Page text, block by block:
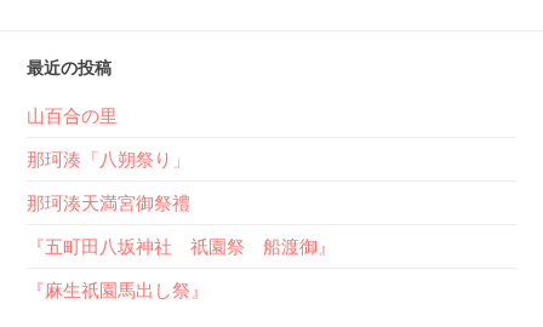
最近の投稿
山百合の里
那珂湊「八朔祭り」
那珂湊天満宮御祭禮
『五町田八坂神社 祇園祭 船渡御』
『麻生祇園馬出し祭』